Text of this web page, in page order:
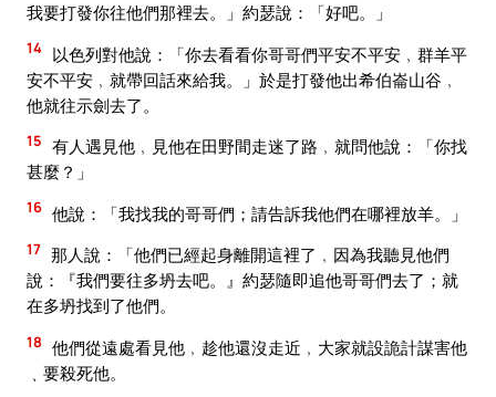
我要打發你往他們那裡去。」約瑟說：「好吧。」
14 以色列對他說：「你去看看你哥哥們平安不平安﹐群羊平
安不平安﹐就帶回話來給我。」於是打發他出希伯崙山谷﹐
他就往示劍去了。
15 有人遇見他﹐見他在田野間走迷了路﹐就問他說：「你找
甚麼？」
16 他說：「我找我的哥哥們；請告訴我他們在哪裡放羊。」
17 那人說：「他們已經起身離開這裡了﹐因為我聽見他們
說：『我們要往多坍去吧。』約瑟隨即追他哥哥們去了；就
在多坍找到了他們。
18 他們從遠處看見他﹐趁他還沒走近﹐大家就設詭計謀害他
﹑要殺死他。